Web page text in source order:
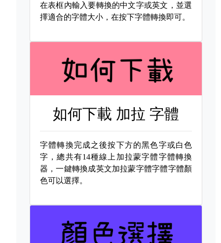
在表框內輸入要轉換的中文字或英文，並選
擇適合的字體大小，在按下字體轉換即可。
如何下載 加拉 字體
字體轉換完成之後按下方的黑色字或白色
字，總共有14種線上加拉蒙字體字體轉換
器，一鍵轉換成英文加拉蒙字體字體字體顏
色可以選擇。